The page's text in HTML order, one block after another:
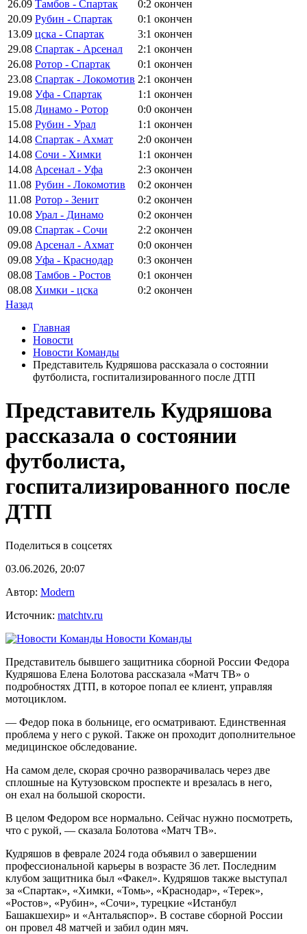
26.09 Тамбов - Спартак 0:2 окончен
20.09 Рубин - Спартак 0:1 окончен
13.09 цска - Спартак 3:1 окончен
29.08 Спартак - Арсенал 2:1 окончен
26.08 Ротор - Спартак 0:1 окончен
23.08 Спартак - Локомотив 2:1 окончен
19.08 Уфа - Спартак 1:1 окончен
15.08 Динамо - Ротор 0:0 окончен
15.08 Рубин - Урал 1:1 окончен
14.08 Спартак - Ахмат 2:0 окончен
14.08 Сочи - Химки 1:1 окончен
14.08 Арсенал - Уфа 2:3 окончен
11.08 Рубин - Локомотив 0:2 окончен
11.08 Ротор - Зенит 0:2 окончен
10.08 Урал - Динамо 0:2 окончен
09.08 Спартак - Сочи 2:2 окончен
09.08 Арсенал - Ахмат 0:0 окончен
09.08 Уфа - Краснодар 0:3 окончен
08.08 Тамбов - Ростов 0:1 окончен
08.08 Химки - цска 0:2 окончен
Назад
Главная
Новости
Новости Команды
Представитель Кудряшова рассказала о состоянии
футболиста, госпитализированного после ДТП
Представитель Кудряшова
рассказала о состоянии
футболиста,
госпитализированного после
ДТП
Поделиться в соцсетях
03.06.2026, 20:07
Автор: Modern
Источник: matchtv.ru
Новости Команды
Представитель бывшего защитника сборной России Федора
Кудряшова Елена Болотова рассказала «Матч ТВ» о
подробностях ДТП, в которое попал ее клиент, управляя
мотоциклом.
— Федор пока в больнице, его осматривают. Единственная
проблема у него с рукой. Также он проходит дополнительное
медицинское обследование.
На самом деле, скорая срочно разворачивалась через две
сплошные на Кутузовском проспекте и врезалась в него,
он ехал на большой скорости.
В целом Федором все нормально. Сейчас нужно посмотреть,
что с рукой, — сказала Болотова «Матч ТВ».
Кудряшов в феврале 2024 года объявил о завершении
профессиональной карьеры в возрасте 36 лет. Последним
клубом защитника был «Факел». Кудряшов также выступал
за «Спартак», «Химки, «Томь», «Краснодар», «Терек»,
«Ростов», «Рубин», «Сочи», турецкие «Истанбул
Башакшехир» и «Антальяспор». В составе сборной России
он провел 48 матчей и забил один мяч.